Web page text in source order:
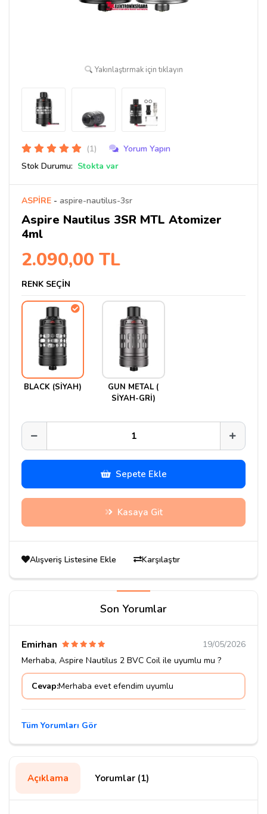
Yakınlaştırmak için tıklayın
(1)
Yorum Yapın
Stok Durumu: Stokta var
ASPİRE - aspire-nautilus-3sr
Aspire Nautilus 3SR MTL Atomizer
4ml
2.090,00 TL
RENK SEÇİN
BLACK (SİYAH)
GUN METAL (
SİYAH-GRİ)
Sepete Ekle
Kasaya Git
Alışveriş Listesine Ekle Karşılaştır
Son Yorumlar
Emirhan
19/05/2026
Merhaba, Aspire Nautilus 2 BVC Coil ile uyumlu mu ?
Cevap:Merhaba evet efendim uyumlu
Tüm Yorumları Gör
Açıklama Yorumlar (1)